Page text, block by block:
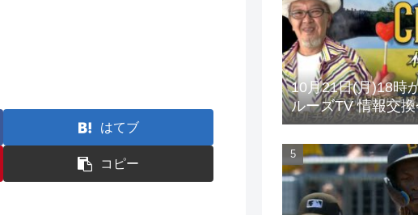
はてブ
コピー
10月21日(月)18時
ルーズTV 情報交
投資 株式市場 新
通貨 ビットコイン
ベトナムドン イラ